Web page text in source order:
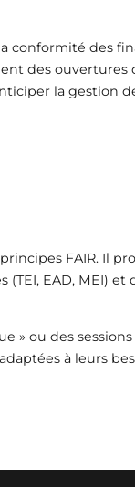
conformité des
des ouvertures
la gestion
FAIR. Il
EAD, MEI) et
» ou des sessions
à leurs